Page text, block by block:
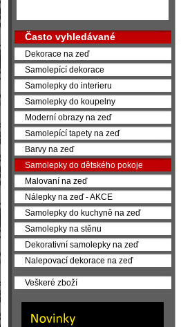
Často vyhledávané
Dekorace na zeď
Samolepící dekorace
Samolepky do interieru
Samolepky do koupelny
Moderní obrazy na zeď
Samolepící tapety na zeď
Barvy na zeď
Samolepky do dětského pokoje
Malovaní na zeď
Nálepky na zeď - AKCE
Samolepky do kuchyně na zeď
Samolepky na stěnu
Dekorativní samolepky na zeď
Nalepovací dekorace na zeď
Veškeré zboží